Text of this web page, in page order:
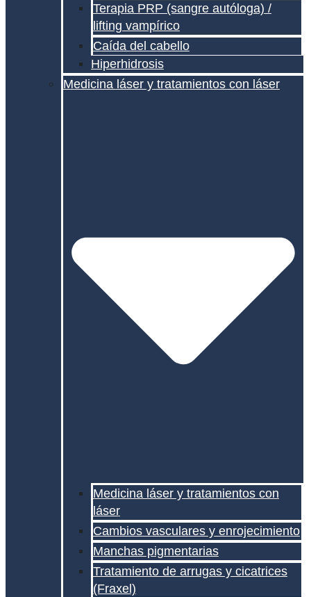
Terapia PRP (sangre autóloga) /
lifting vampírico
Caída del cabello
Hiperhidrosis
Medicina láser y tratamientos con láser
Medicina láser y tratamientos con
láser
Cambios vasculares y enrojecimiento
Manchas pigmentarias
Tratamiento de arrugas y cicatrices
(Fraxel)